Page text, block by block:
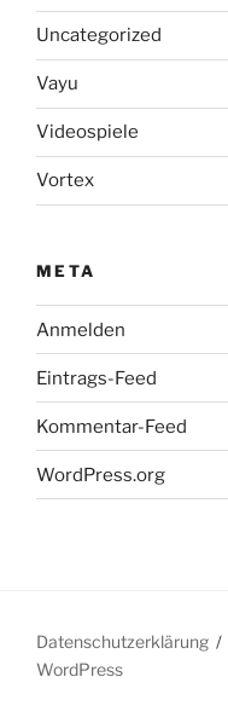
Uncategorized
Vayu
Videospiele
Vortex
META
Anmelden
Eintrags-Feed
Kommentar-Feed
WordPress.org
Datenschutzerklärung
WordPress